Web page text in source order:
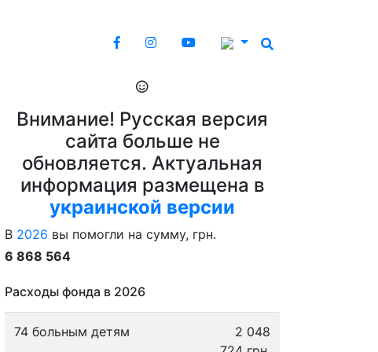
Внимание! Русская версия
сайта больше не
обновляется. Актуальная
информация размещена в
украинской версии
В 2026 вы помогли на сумму, грн.
6 868 564
Расходы фонда в 2026
74 больным детям
2 048